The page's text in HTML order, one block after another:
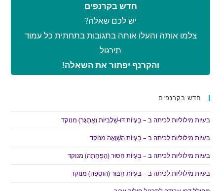
חדש בקרנפים
יש לכם שאלה?
צלמו אותה והעלו אותה בתגובות בתחתית כל עמוד
תירגול
והקרנף יפתור את השאלה!
חדש בקרנפים
בעיות מילוליות לכיתה ב – בְּעָיוֹת דּוּ-שְׁלָבִיּוֹת (אֶתְגָּר) מנוקד
בעיות מילוליות לכיתה ב – בְּעָיוֹת הַשְׁוָאָה מנוקד
בעיות מילוליות לכיתה ב – בְּעָיוֹת חִסּוּר (הַפְחָתָה) מנוקד
בעיות מילוליות לכיתה ב – בְּעָיוֹת חִבּוּר (הוֹסָפָה) מנוקד